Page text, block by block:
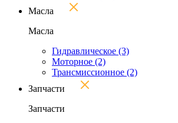
Масла
Масла
Гидравлическое (3)
Моторное (2)
Трансмиссионное (2)
Запчасти
Запчасти